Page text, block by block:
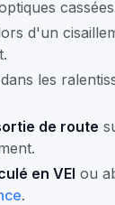
d'un
dans les
de route
en VEI ou
.